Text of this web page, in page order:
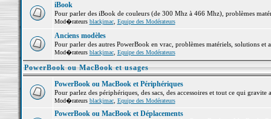
iBook
Pour parler des iBook de couleurs (de 300 Mhz à 466 Mhz), problèmes
Mod�rateurs blackjmac, Equipe des Modérateurs
Anciens modèles
Pour parler des autres PowerBook en vrac, problèmes matériels, solutions et
Mod�rateurs blackjmac, Equipe des Modérateurs
PowerBook ou MacBook et usages
PowerBook ou MacBook et Périphériques
Pour parlez des périphériques, des sacs, des accessoires et tout ce qui
Mod�rateurs blackjmac, Equipe des Modérateurs
PowerBook ou MacBook et Déplacements